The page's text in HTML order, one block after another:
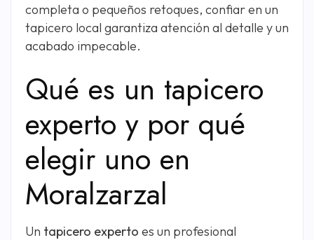
completa o pequeños retoques, confiar en un
tapicero local garantiza atención al detalle y un
acabado impecable.
Qué es un tapicero
experto y por qué
elegir uno en
Moralzarzal
Un tapicero experto es un profesional